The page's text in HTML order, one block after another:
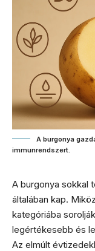
A burgonya
immunrendszert.
A burgonya sokkal
általában kap.
kategóriába
legértékesebb és
Az elmúlt